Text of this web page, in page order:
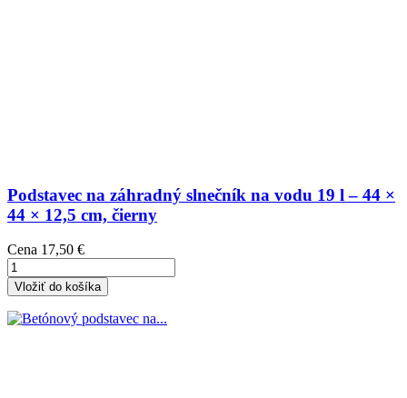
Podstavec na záhradný slnečník na vodu 19 l – 44 ×
44 × 12,5 cm, čierny
Cena 17,50 €
Vložiť do košíka